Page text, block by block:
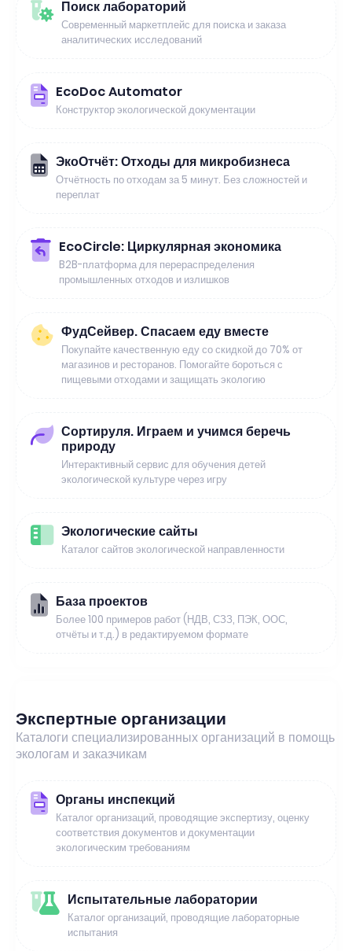
Поиск лабораторий
Современный маркетплейс для поиска и заказа
аналитических исследований
EcoDoc Automator
Конструктор экологической документации
ЭкоОтчёт: Отходы для микробизнеса
Отчётность по отходам за 5 минут. Без сложностей и
переплат
EcoCircle: Циркулярная экономика
B2B-платформа для перераспределения
промышленных отходов и излишков
ФудСейвер. Спасаем еду вместе
Покупайте качественную еду со скидкой до 70% от
магазинов и ресторанов. Помогайте бороться с
пищевыми отходами и защищать экологию
Сортируля. Играем и учимся беречь
природу
Интерактивный сервис для обучения детей
экологической культуре через игру
Экологические сайты
Каталог сайтов экологической направленности
База проектов
Более 100 примеров работ (НДВ, СЗЗ, ПЭК, ООС,
отчёты и т.д.) в редактируемом формате
Экспертные организации
Каталоги специализированных организаций в помощь
экологам и заказчикам
Органы инспекций
Каталог организаций, проводящие экспертизу, оценку
соответствия документов и документации
экологическим требованиям
Испытательные лаборатории
Каталог организаций, проводящие лабораторные
испытания